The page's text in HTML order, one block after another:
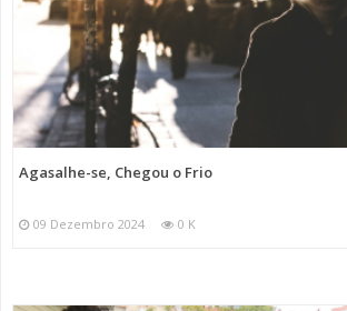
Agasalhe-se, Chegou o Frio
09 Dezembro 2024 0 K